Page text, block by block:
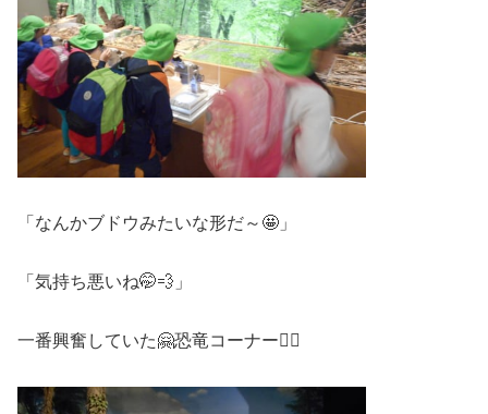
「なんかブドウみたいな形だ～🤩」
「気持ち悪いね🤭💨」
一番興奮していた🤗恐竜コーナー🐱‍🐉